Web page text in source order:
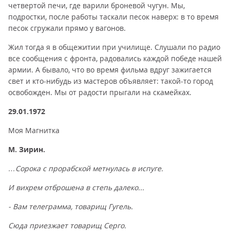
четвертой печи, где варили броневой чугун. Мы,
подростки, после работы таскали песок наверх: в то время
песок сгружали прямо у вагонов.
Жил тогда я в общежитии при училище. Слушали по радио
все сообщения с фронта, радовались каждой победе нашей
армии. А бывало, что во время фильма вдруг зажигается
свет и кто-нибудь из мастеров объявляет: такой-то город
освобожден. Мы от радости прыгали на скамейках.
29.01.1972
Моя Магнитка
М. Зирин.
…Сорока с прорабской метнулась в испуге.
И вихрем отброшена в степь далеко...
- Вам телеграмма, товарищ Гугель.
Сюда приезжает товарищ Серго.